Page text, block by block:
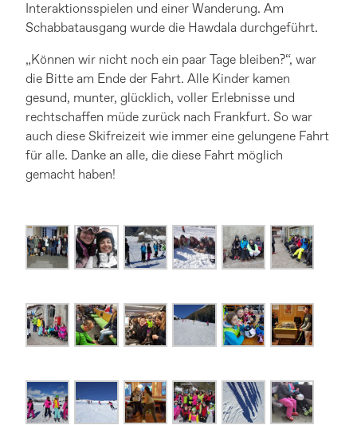
Interaktionsspielen und einer Wanderung. Am
Schabbatausgang wurde die Hawdala durchgeführt.
„Können wir nicht noch ein paar Tage bleiben?“, war
die Bitte am Ende der Fahrt. Alle Kinder kamen
gesund, munter, glücklich, voller Erlebnisse und
rechtschaffen müde zurück nach Frankfurt. So war
auch diese Skifreizeit wie immer eine gelungene Fahrt
für alle. Danke an alle, die diese Fahrt möglich
gemacht haben!